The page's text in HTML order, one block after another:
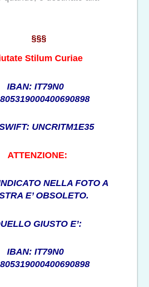
§§§
Stilum Curiae
IBAN: IT79N0
UNCRITM1E35
ATTENZIONE:
NELLA FOTO A
E’ OBSOLETO.
GIUSTO E’:
IBAN: IT79N0